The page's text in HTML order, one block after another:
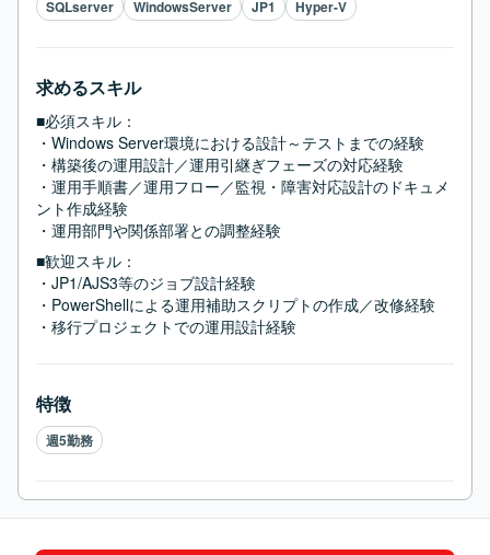
SQLserver WindowsServer JP1 Hyper-V
求めるスキル
■必須スキル：
・Windows Server環境における設計～テストまでの経験
・構築後の運用設計／運用引継ぎフェーズの対応経験
・運用手順書／運用フロー／監視・障害対応設計のドキュメ
ント作成経験
・運用部門や関係部署との調整経験
■歓迎スキル：
・JP1/AJS3等のジョブ設計経験
・PowerShellによる運用補助スクリプトの作成／改修経験
・移行プロジェクトでの運用設計経験
特徴
週5勤務